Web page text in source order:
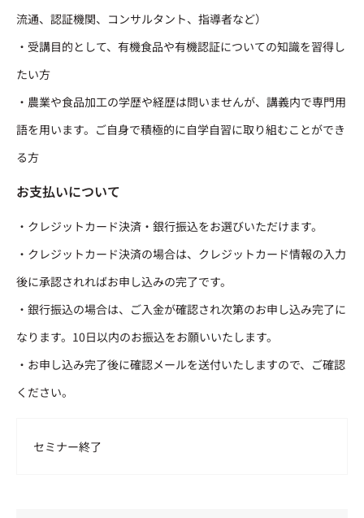
流通、認証機関、コンサルタント、指導者など）
・受講目的として、有機食品や有機認証についての知識を習得し
たい方
・農業や食品加工の学歴や経歴は問いませんが、講義内で専門用
語を用います。ご自身で積極的に自学自習に取り組むことができ
る方
お支払いについて
・クレジットカード決済・銀行振込をお選びいただけます。
・クレジットカード決済の場合は、クレジットカード情報の入力
後に承認されればお申し込みの完了です。
・銀行振込の場合は、ご入金が確認され次第のお申し込み完了に
なります。10日以内のお振込をお願いいたします。
・お申し込み完了後に確認メールを送付いたしますので、ご確認
ください。
セミナー終了